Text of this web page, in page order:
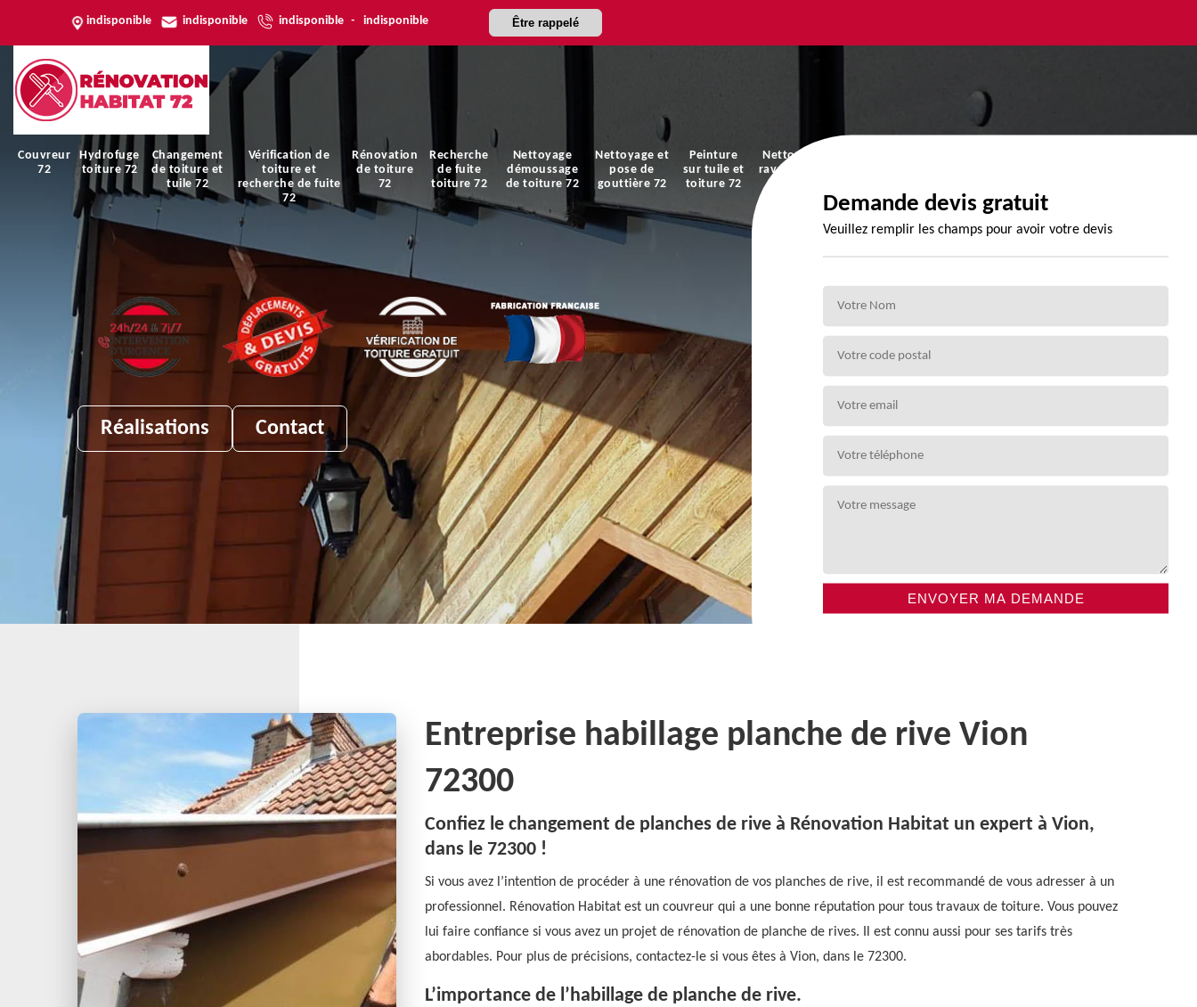
indisponible indisponible indisponible - indisponible Être rappelé
Couvreur
72
Hydrofuge
toiture 72
Changement
de toiture et
tuile 72
Vérification de
toiture et
recherche de fuite
72
Rénovation
de toiture
72
Recherche
de fuite
toiture 72
Nettoyage
démoussage
de toiture 72
Nettoyage et
pose de
gouttière 72
Peinture
sur tuile et
toiture 72
Nettoyage et
ravalement de
Réalisations Contact
Demande devis gratuit
Veuillez remplir les champs pour avoir votre devis
Entreprise habillage planche de rive Vion
72300
Confiez le changement de planches de rive à Rénovation Habitat un expert à Vion,
dans le 72300 !
Si vous avez l’intention de procéder à une rénovation de vos planches de rive, il est recommandé de vous adresser à un
professionnel. Rénovation Habitat est un couvreur qui a une bonne réputation pour tous travaux de toiture. Vous pouvez
lui faire confiance si vous avez un projet de rénovation de planche de rives. Il est connu aussi pour ses tarifs très
abordables. Pour plus de précisions, contactez-le si vous êtes à Vion, dans le 72300.
L’importance de l’habillage de planche de rive.